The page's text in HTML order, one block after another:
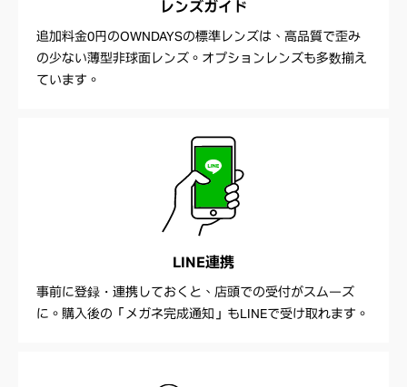
レンズガイド
追加料金0円のOWNDAYSの標準レンズは、高品質で歪み
の少ない薄型非球面レンズ。オプションレンズも多数揃え
ています。
LINE連携
事前に登録・連携しておくと、店頭での受付がスムーズ
に。購入後の「メガネ完成通知」もLINEで受け取れます。